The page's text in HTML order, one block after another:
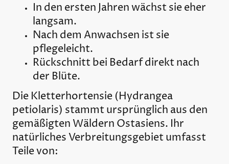
In den ersten Jahren wächst sie eher
langsam.
Nach dem Anwachsen ist sie
pflegeleicht.
Rückschnitt bei Bedarf direkt nach
der Blüte.
Die Kletterhortensie (Hydrangea
petiolaris) stammt ursprünglich aus den
gemäßigten Wäldern Ostasiens. Ihr
natürliches Verbreitungsgebiet umfasst
Teile von: